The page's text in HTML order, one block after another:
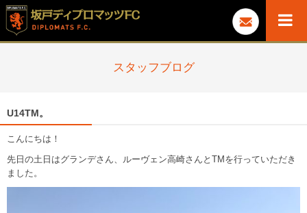
スタッフブログ
U14TM。
こんにちは！
先日の土日はグランデさん、ルーヴェン高崎さんとTMを行っていただき
ました。